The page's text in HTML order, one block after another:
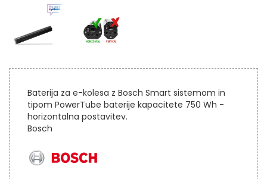
Baterija za e-kolesa z Bosch Smart sistemom in
tipom PowerTube baterije kapacitete 750 Wh -
horizontalna postavitev.
Bosch